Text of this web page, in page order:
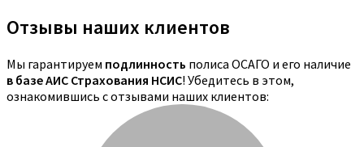
Отзывы наших клиентов
Мы гарантируем подлинность полиса ОСАГО и его наличие
в базе АИС Страхования НСИС! Убедитесь в этом,
ознакомившись с отзывами наших клиентов: